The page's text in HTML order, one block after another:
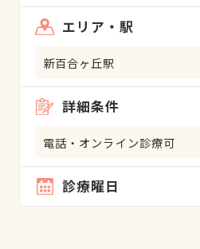
エリア・駅
新百合ヶ丘駅
詳細条件
電話・オンライン診療可
診療曜日